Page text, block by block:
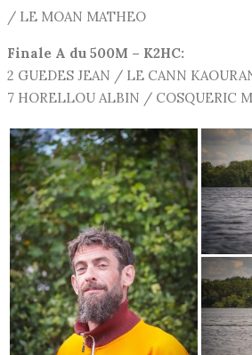
/ LE MOAN MATHEO
Finale A du 500M – K2HC:
2 GUEDES JEAN / LE CANN
7 HORELLOU ALBIN / COSQUERIC